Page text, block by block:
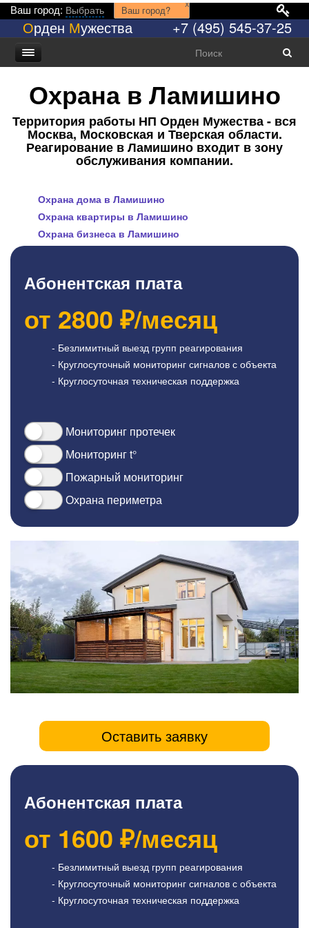
Ваш город: Выбрать Ваш город?
x
Орден Мужества +7 (495) 545-37-25
Охрана в Ламишино
Территория работы НП Орден Мужества - вся
Москва, Московская и Тверская области.
Реагирование в Ламишино входит в зону
обслуживания компании.
Охрана дома в Ламишино
Охрана квартиры в Ламишино
Охрана бизнеса в Ламишино
Абонентская плата
от 2800 ₽/месяц
- Безлимитный выезд групп реагирования
- Круглосуточный мониторинг сигналов с объекта
- Круглосуточная техническая поддержка
Мониторинг протечек
Мониторинг t°
Пожарный мониторинг
Охрана периметра
Оставить заявку
Абонентская плата
от 1600 ₽/месяц
- Безлимитный выезд групп реагирования
- Круглосуточный мониторинг сигналов с объекта
- Круглосуточная техническая поддержка